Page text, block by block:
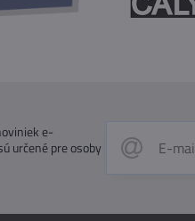
e-
určené pre osoby